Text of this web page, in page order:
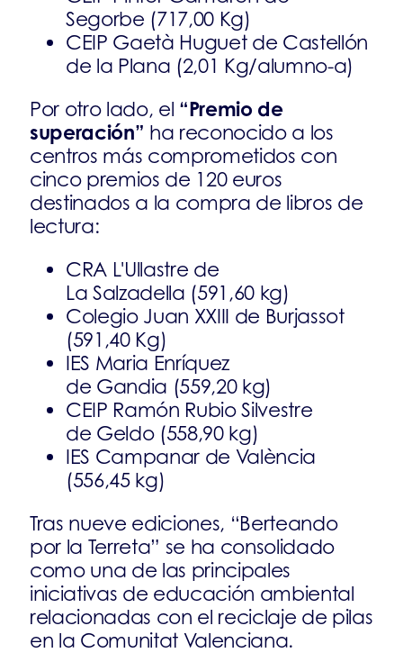
Segorbe (717,00 Kg)
CEIP Gaetà Huguet de Castellón
de la Plana (2,01 Kg/alumno-a)
Por otro lado, el “Premio de
superación” ha reconocido a los
centros más comprometidos con
cinco premios de 120 euros
destinados a la compra de libros de
lectura:
CRA L'Ullastre de
La Salzadella (591,60 kg)
Colegio Juan XXIII de Burjassot
(591,40 Kg)
IES Maria Enríquez
de Gandia (559,20 kg)
CEIP Ramón Rubio Silvestre
de Geldo (558,90 kg)
IES Campanar de València
(556,45 kg)
Tras nueve ediciones, “Berteando
por la Terreta” se ha consolidado
como una de las principales
iniciativas de educación ambiental
relacionadas con el reciclaje de pilas
en la Comunitat Valenciana.